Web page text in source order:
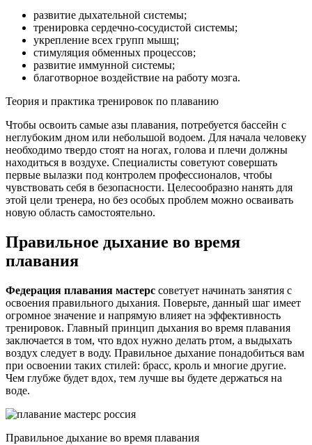
развитие дыхательной системы;
тренировка сердечно-сосудистой системы;
укрепление всех групп мышц;
стимуляция обменных процессов;
развитие иммунной системы;
благотворное воздействие на работу мозга.
Теория и практика тренировок по плаванию
Чтобы освоить самые азы плавания, потребуется бассейн с
неглубоким дном или небольшой водоем. Для начала человеку
необходимо твердо стоят на ногах, голова и плечи должны
находиться в воздухе. Специалисты советуют совершать
первые вылазки под контролем профессионалов, чтобы
чувствовать себя в безопасности. Целесообразно нанять для
этой цели тренера, но без особых проблем можно осваивать
новую область самостоятельно.
Правильное дыхание во время
плавания
Федерация плавания мастерс советует начинать занятия с
освоения правильного дыхания. Поверьте, данный шаг имеет
огромное значение и напрямую влияет на эффективность
тренировок. Главный принцип дыхания во время плавания
заключается в том, что вдох нужно делать ртом, а выдыхать
воздух следует в воду. Правильное дыхание понадобиться вам
при освоении таких стилей: брасс, кроль и многие другие.
Чем глубже будет вдох, тем лучше вы будете держаться на
воде.
Правильное дыхание во время плавания